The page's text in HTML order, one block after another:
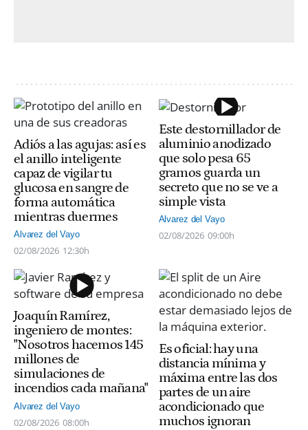
Adiós a las agujas: así es
el anillo inteligente
capaz de vigilar tu
glucosa en sangre de
forma automática
mientras duermes
Alvarez del Vayo
02/08/2026 12:30h
Este destornillador de
aluminio anodizado
que solo pesa 65
gramos guarda un
secreto que no se ve a
simple vista
Alvarez del Vayo
02/08/2026 09:00h
Joaquín Ramírez,
ingeniero de montes:
"Nosotros hacemos 145
millones de
simulaciones de
incendios cada mañana"
Alvarez del Vayo
02/08/2026 08:00h
Es oficial: hay una
distancia mínima y
máxima entre las dos
partes de un aire
acondicionado que
muchos ignoran